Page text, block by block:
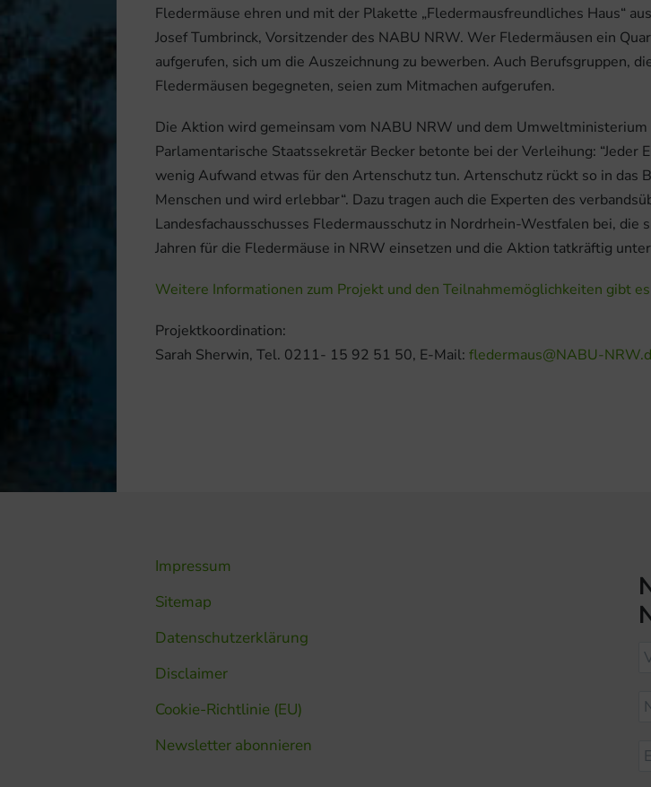
Fledermäuse ehren und mit der Plakette „Fledermausfreundliches Haus“
Josef Tumbrinck, Vorsitzender des NABU NRW. Wer Fledermäusen ein
aufgerufen, sich um die Auszeichnung zu bewerben. Auch Berufsgruppen,
Fledermäusen begegneten, seien zum Mitmachen aufgerufen.
Die Aktion wird gemeinsam vom NABU NRW und dem Umweltministerium
Parlamentarische Staatssekretär Becker betonte bei der Verleihung: “Jeder
wenig Aufwand etwas für den Artenschutz tun. Artenschutz rückt so in das
Menschen und wird erlebbar“. Dazu tragen auch die Experten des
Landesfachausschusses Fledermausschutz in Nordrhein-Westfalen bei, die
Jahren für die Fledermäuse in NRW einsetzen und die Aktion tatkräftig
Weitere Informationen zum Projekt und den Teilnahmemöglichkeiten gibt
Projektkoordination:
Sarah Sherwin, Tel. 0211- 15 92 51 50, E-Mail: fledermaus@NABU-
Impressum
Sitemap
Datenschutzerklärung
Disclaimer
Cookie-Richtlinie (EU)
Newsletter abonnieren